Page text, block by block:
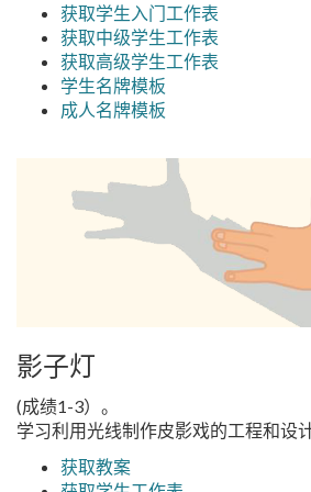
获取学生入门工作表
获取中级学生工作表
获取高级学生工作表
学生名牌模板
成人名牌模板
影子灯
(成绩1-3）。
学习利用光线制作皮影戏的工程和设
获取教案